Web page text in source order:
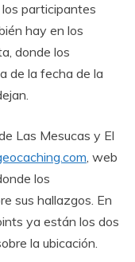
participantes
hay en los
donde los
de la fecha de la
Las Mesucas y El
, web
los
sus hallazgos. En
ya están los dos
la ubicación.